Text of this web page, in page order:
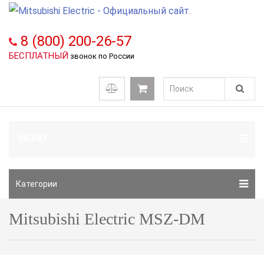
8 (800) 200-26-57
БЕСПЛАТНЫЙ звонок по России
Категории
Mitsubishi Electric MSZ-DM